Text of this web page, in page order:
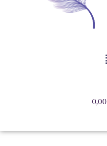
0,00